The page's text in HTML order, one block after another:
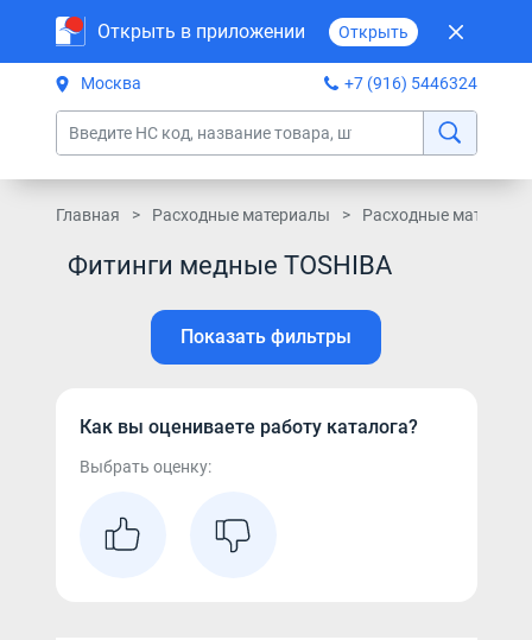
Открыть в приложении Открыть
Москва +7 (916) 5446324
Главная Расходные материалы Расходные
Фитинги медные TOSHIBA
Показать фильтры
Как вы оцениваете работу каталога?
Выбрать оценку: